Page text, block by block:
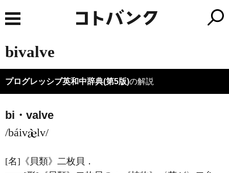
bivalve
プログレッシブ英和中辞典(第5版)の解説
bi・valve
/báiv lv/
[名] 《貝類》 二枚貝 ．